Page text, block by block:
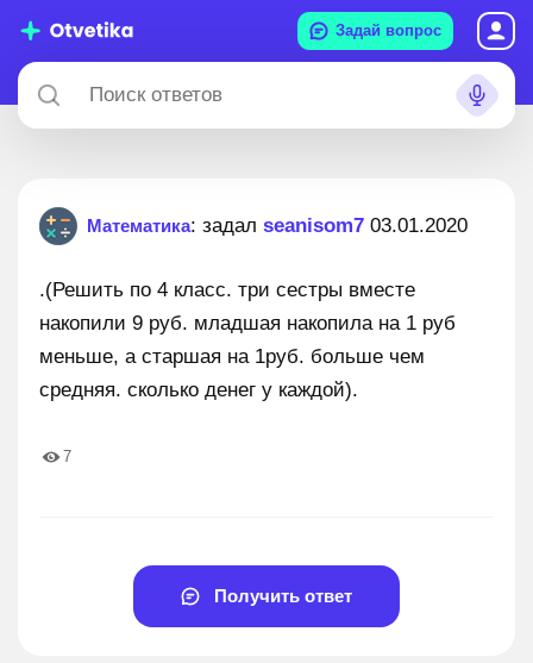
Задай вопрос
Математика: задал seanisom7 03.01.2020
.(Решить по 4 класс. три сестры вместе
накопили 9 руб. младшая накопила на 1 руб
меньше, а старшая на 1руб. больше чем
средняя. сколько денег у каждой).
7
Получить ответ